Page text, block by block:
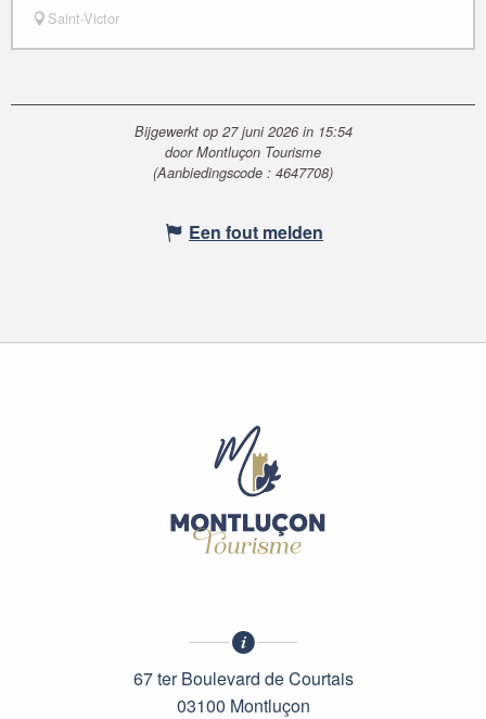
Saint-Victor
Bijgewerkt op 27 juni 2026 in 15:54
door Montluçon Tourisme
(Aanbiedingscode : 4647708)
Een fout melden
67 ter Boulevard de Courtais
03100 Montluçon